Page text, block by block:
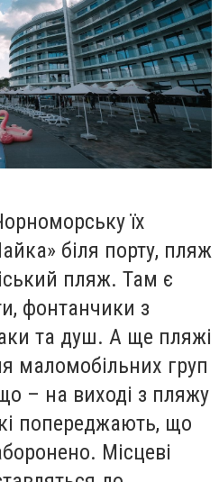
їх
біля порту, пляж
пляж. Там є
фонтанчики з
та душ. А ще пляжі
маломобільних груп
– на виході з пляжу
попереджають, що
Місцеві